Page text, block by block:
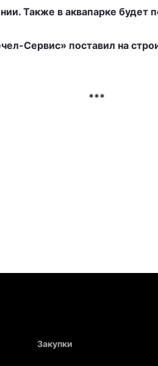
Также в аквапарке
Сервис» поставил на
***
Закупки